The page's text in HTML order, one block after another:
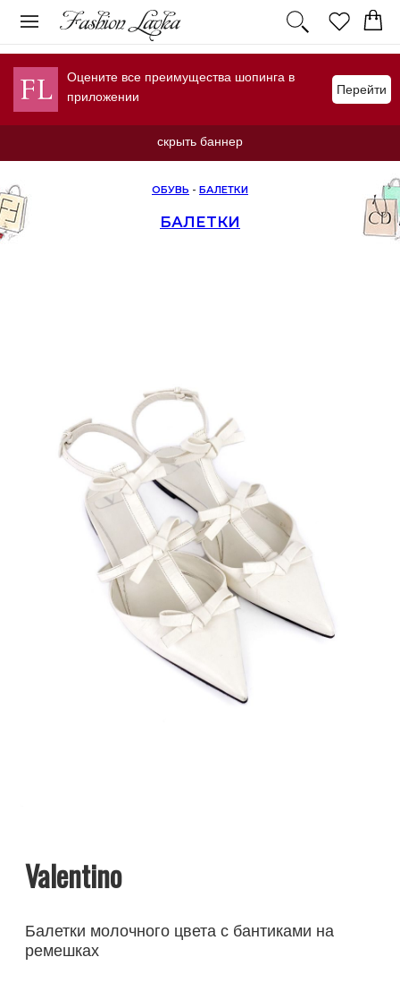
Оцените все преимущества шопинга в
приложении
Перейти
скрыть баннер
ОБУВЬ - БАЛЕТКИ
БАЛЕТКИ
Valentino
Балетки молочного цвета с бантиками на
ремешках